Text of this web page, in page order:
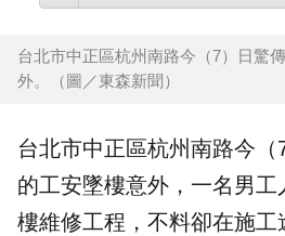
台北市中正區杭州南路今（7）日驚
外。（圖／東森新聞）
台北市中正區杭州南路今
的工安墜樓意外，一名男工
樓維修工程 ，不料卻在施